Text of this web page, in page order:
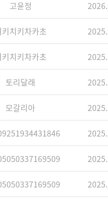
고윤정
키치키차카초
키치키차카초
토리달래
모갈리아